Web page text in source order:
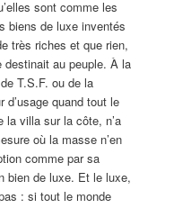
sont comme les
biens de luxe inventés
très riches et que rien,
destinait au peuple. À la
T.S.F. ou de la
quand tout le
la villa sur la côte, n’a
où la masse n’en
comme par sa
bien de luxe. Et le luxe,
: si tout le monde